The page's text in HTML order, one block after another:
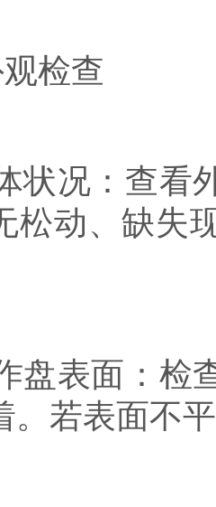
检查
况：查看外
松动、缺失
表面：检查
。若表面不